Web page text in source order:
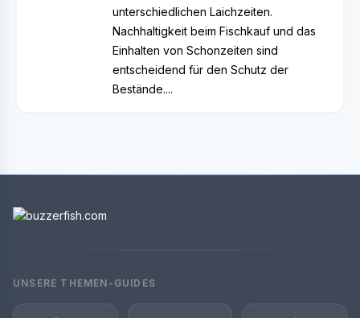
unterschiedlichen Laichzeiten.
Nachhaltigkeit beim Fischkauf und das
Einhalten von Schonzeiten sind
entscheidend für den Schutz der
Bestände....
UNSERE THEMEN-GUIDES